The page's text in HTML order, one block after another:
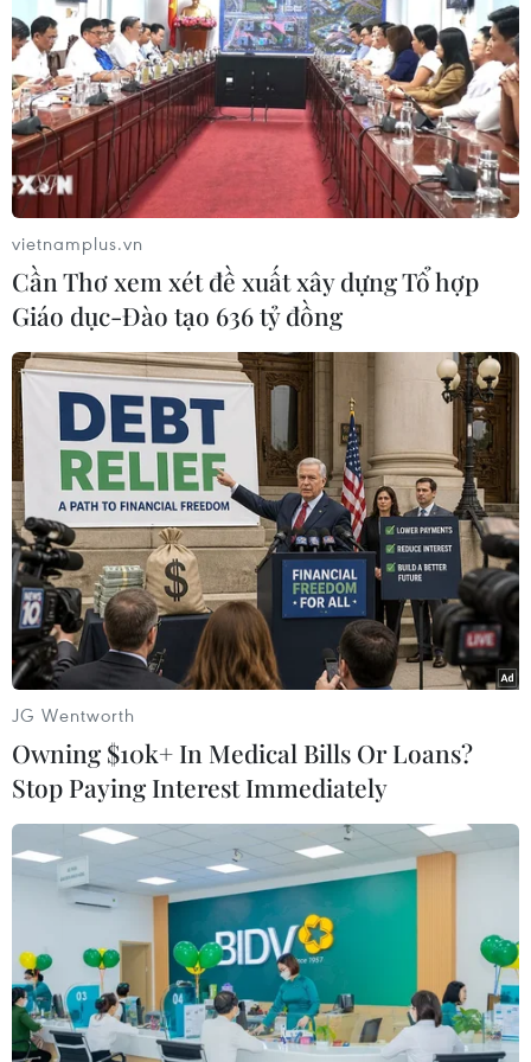
(TTXVN/Vietnam+)
#Luật Trách nhiệm hữu hạn Pháp Việt
#Đòi nợ
#Cưỡng đoạt tài sản
#Khủng bố khách hàng
Đồng Tháp
Tiền Giang
Theo dõi VietnamPlus
TIN LIÊN QUAN
vietnamplus.vn
Cần Thơ xem xét đề xuất xây dựng Tổ hợp
Giáo dục-Đào tạo 636 tỷ đồng
JG Wentworth
Owning $10k+ In Medical Bills Or Loans?
Stop Paying Interest Immediately